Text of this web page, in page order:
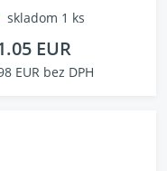
skladom 1 ks
EUR
EUR bez DPH